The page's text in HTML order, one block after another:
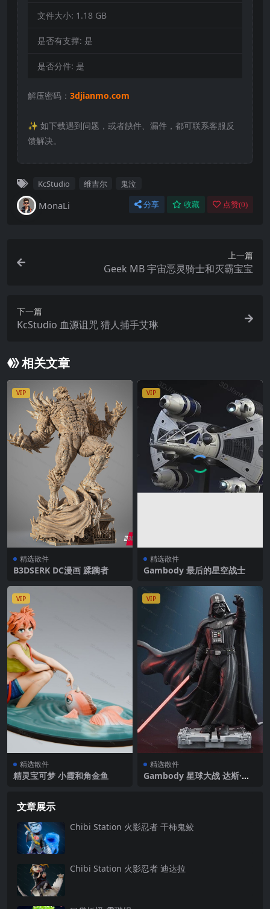
文件大小: 1.18 GB
是否有支撑: 是
是否分件: 是
解压密码： 3djianmo.com
✨️ 如下载遇到问题，或者缺件、漏件，都可联系客服反
馈解决。
KcStudio 维吉尔 鬼泣
MonaLi 分享 收藏 点赞(0)
上一篇
Geek MB 宇宙恶灵骑士和灭霸宝宝
下一篇
KcStudio 血源诅咒 猎人捕手艾琳
相关文章
VIP
精选散件
B3DSERK DC漫画 蹂躏者
VIP
精选散件
Gambody 最后的星空战士
VIP
精选散件
精灵宝可梦 小霞和角金鱼
VIP
精选散件
Gambody 星球大战 达斯·维
文章展示
Chibi Station 火影忍者 干柿鬼鲛
Chibi Station 火影忍者 迪达拉